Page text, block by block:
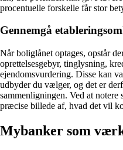
procentuelle forskelle får stor
Gennemgå
Når boliglånet optages, opstår
oprettelsesgebyr, tinglysning,
ejendomsvurdering. Disse kan
udbyder du vælger, og det er
sammenligningen. Ved at notere
præcise billede af, hvad det vil
Mybanker som